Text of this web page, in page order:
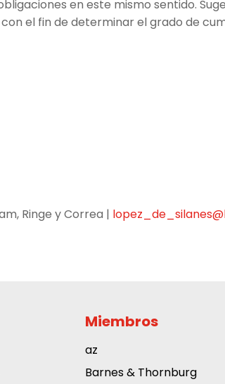
en este mismo sentido.
el fin de determinar el grado de
Ringe y Correa |
Miembros
az
Barnes & Thornburg